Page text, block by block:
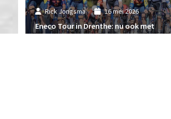
Rick Jongsma 16 mei 2026
Eneco Tour in Drenthe: nu ook met
vrouwenkoers